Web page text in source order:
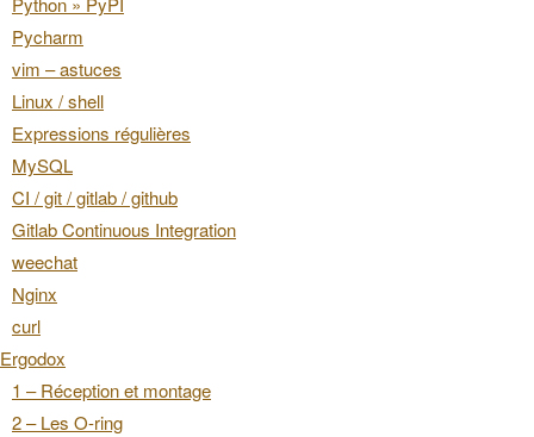
Pycharm
vim – astuces
Linux / shell
Expressions régulières
MySQL
CI / git / gitlab / github
Gitlab Continuous Integration
weechat
Nginx
curl
Ergodox
1 – Réception et montage
2 – Les O-ring